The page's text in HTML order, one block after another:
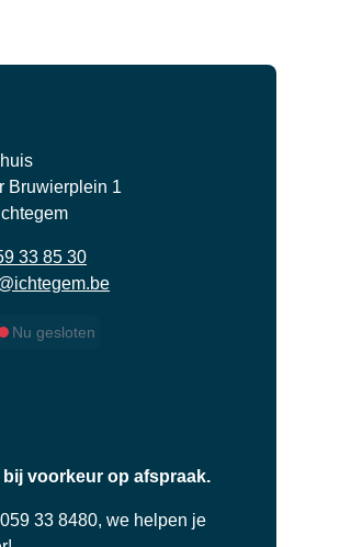
Bruwierplein 1
Ichtegem
33 85 30
ichtegem.be
Nu gesloten
bij voorkeur op afspraak.
33 8480, we helpen je